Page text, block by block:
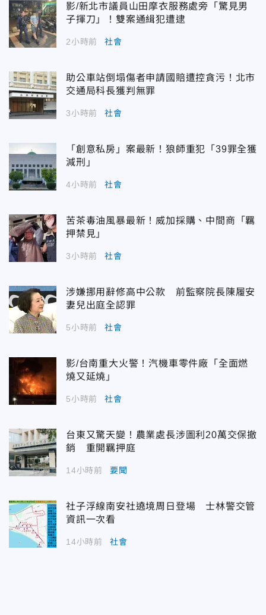
影/新北市議員山田摩衣服務處旁「驚見男
子揮刀」！雙案通緝犯遭逮
2小時前 社會
助公車站倒塌傷者申請國賠遭控貪污！北市
交通局科長獲判無罪
3小時前 社會
「創意私房」案最新！狼師重犯「39罪全獲
減刑」
4小時前 社會
苦茶毒油風暴最新！威加採購、中間商「羈
押禁見」
3小時前 社會
涉嫌挪用辭修高中公款 前監察院長陳履安
妻兒出庭全認罪
5小時前 社會
影/台南重大火警！汽機車零件廠「全面燃
燒又延燒」
5小時前 社會
台東又驚天變！農業處長涉圖利20萬交保撤
銷 重開羈押庭
14小時前 要聞
社子浮線南安社遶境周日登場 士林警交管
資訊一次看
14小時前 社會